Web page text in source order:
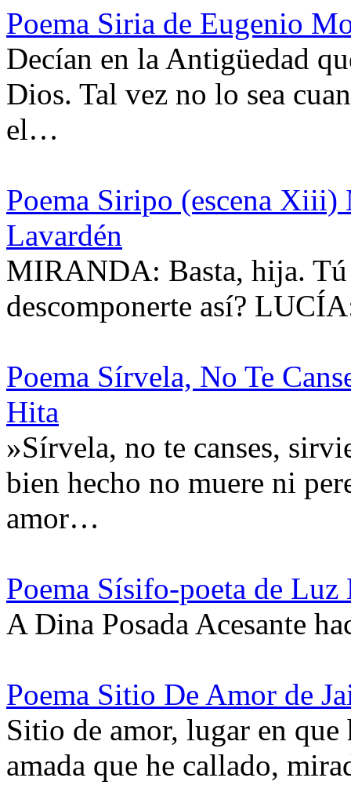
Poema Siria de Eugenio
Decían en la Antigüedad
Dios. Tal vez no lo sea
el…
Poema Siripo (escena
Lavardén
MIRANDA: Basta, hija.
descomponerte así?
Poema Sírvela, No Te
Hita
»Sírvela, no te canses,
bien hecho no muere ni
amor…
Poema Sísifo-poeta de Luz
A Dina Posada Acesante
Poema Sitio De Amor de
Sitio de amor, lugar en
amada que he callado,